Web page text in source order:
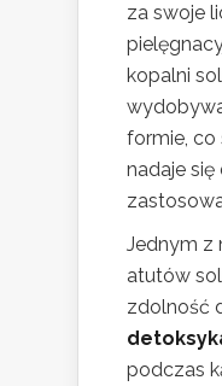
za swoje
kopalni
formie, co
nadaje
Jednym z
atutów
zdolność
podczas